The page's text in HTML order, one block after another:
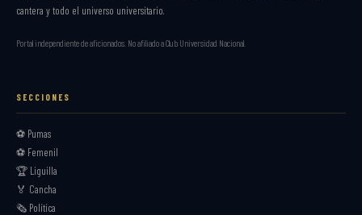
cantera y todo el universo universitario.
Portal independiente de aficionados. No afiliado a Club Universidad Nacional.
SECCIONES
⚽ Pumas
⚽ Femenil
🏆 Liguilla
🏅 Cancha
🗞️ Política